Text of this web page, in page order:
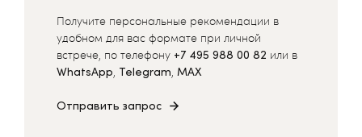
Получите персональные рекомендации в
удобном для вас формате при личной
встрече, по телефону +7 495 988 00 82 или в
WhatsApp, Telegram, MAX
Отправить запрос